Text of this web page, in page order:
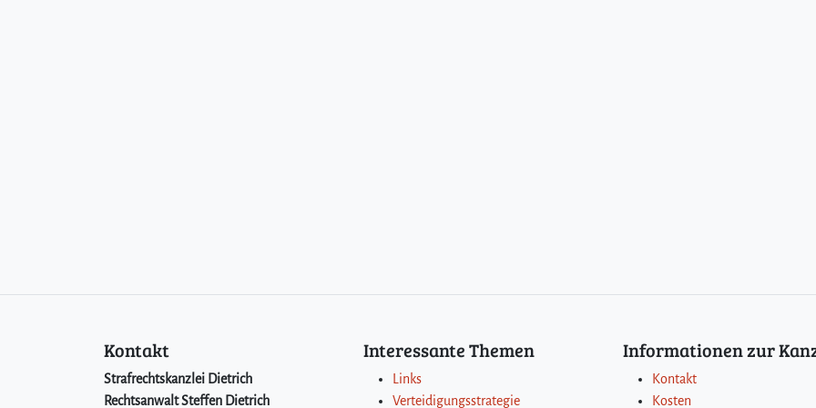
Kontakt
Strafrechtskanzlei Dietrich
Rechtsanwalt Steffen Dietrich
Interessante Themen
Links
Verteidigungsstrategie
Informationen zur
Kontakt
Kosten